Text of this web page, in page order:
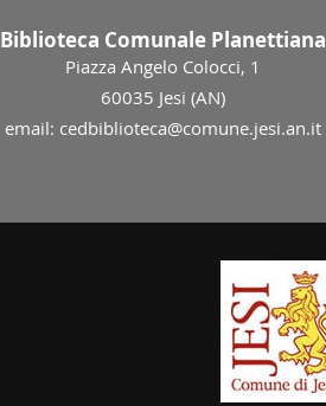
Biblioteca Comunale Planettiana
Piazza Angelo Colocci, 1
60035 Jesi (AN)
email: cedbiblioteca@comune.jesi.an.it